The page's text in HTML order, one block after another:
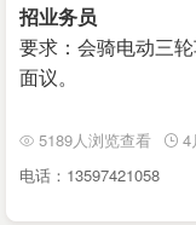
招业务员
要求：会骑电动三
面议。
5189人浏览查看 4
电话：13597421058